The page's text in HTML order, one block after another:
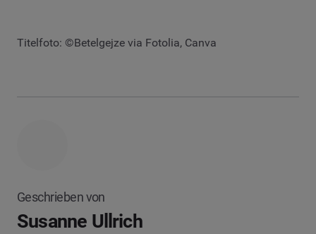
Titelfoto: ©Betelgejze via Fotolia, Canva
Geschrieben von
Susanne Ullrich